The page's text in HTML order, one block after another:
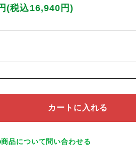
(税込16,940円)
カートに入れる
商品について問い合わせる